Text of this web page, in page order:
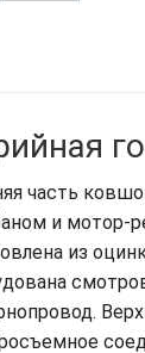
часть
и мотор-
из